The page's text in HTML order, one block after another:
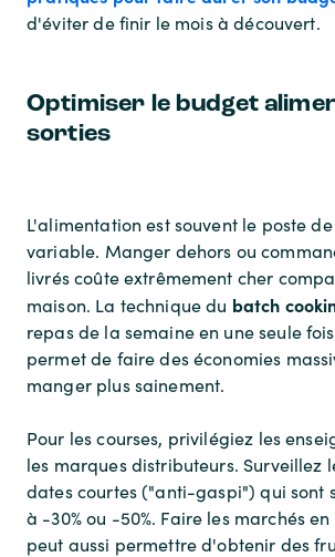
d'éviter de finir le mois à découvert.
Optimiser le budget
sorties
L'alimentation est souvent le poste
variable. Manger dehors ou
livrés coûte extrêmement cher
maison. La technique du batch
repas de la semaine en une seule
permet de faire des économies
manger plus sainement.
Pour les courses, privilégiez les
les marques distributeurs. Surveillez
dates courtes ("anti-gaspi") qui sont
à -30% ou -50%. Faire les marchés
peut aussi permettre d'obtenir des